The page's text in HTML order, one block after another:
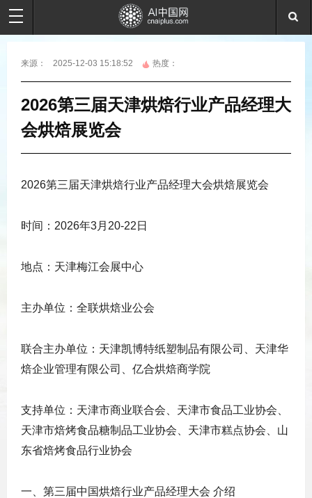
来源： 2025-12-03 15:18:52 热度：
2026第三届天津烘焙行业产品经理大
会烘焙展览会
2026第三届天津烘焙行业产品经理大会烘焙展览会
时间：2026年3月20-22日
地点：天津梅江会展中心
主办单位：全联烘焙业公会
联合主办单位：天津凯博特纸塑制品有限公司、天津华
焙企业管理有限公司、亿合烘焙商学院
支持单位：天津市商业联合会、天津市食品工业协会、
天津市焙烤食品糖制品工业协会、天津市糕点协会、山
东省焙烤食品行业协会
一、第三届中国烘焙行业产品经理大会 介绍